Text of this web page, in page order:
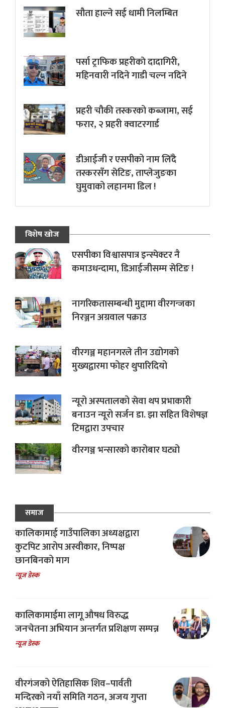
सौता हाल्ने सई धामी निलम्बित
पर्सा ट्राफिक प्रहरीकाे दादागिरी,
महिनवारी नदिने गाडी चल्न नदिने
प्रहरी चौकी तस्करको कब्जामा, सई
फरार, २ प्रहरी क्वाटरगार्ड
डीआईजी र एसपीको नाम लिँदै
तस्करसँग सेटिङ, ताप्लेजुङका
घुमुवाको लहानमा डिल !
विशेष खोज
एसपीका विश्वासपात्र इन्स्पेक्टर नै
कमाउधन्दामा, डिआईजीसम्म सेटिङ !
नागरिकतासम्बन्धी मुद्दामा वीरगन्जका
निरञ्जन अग्रवाल पक्राउ
वीरगञ्ज महानगरले तीन उद्योगको
मुख्यद्वारमा फोहर थुपारिदियो
न्यूरो अस्पतालको सेवा थप प्रभाकारी
बनाउन न्यूरो सर्जन डा. झा सहित विशेषज्ञ
टिमद्वारा उपचार
वीरगञ्ज भन्सारको कारोबार घट्यो
समाज
कालिकामाई गाउँपालिका अध्यक्षद्वारा
कुटपिट आरोप अस्वीकार, निष्पक्ष
छानबिनको माग
न्यूज डेस्क
कालिकामाईमा लागू औषध विरुद्ध
जनचेतना अभियान अन्तर्गत प्रशिक्षण सम्पन्न
न्यूज डेस्क
वीरगंजको ऐतिहासिक शिव–पार्वती
मन्दिरको नयाँ समिति गठन, अजय गुप्ता